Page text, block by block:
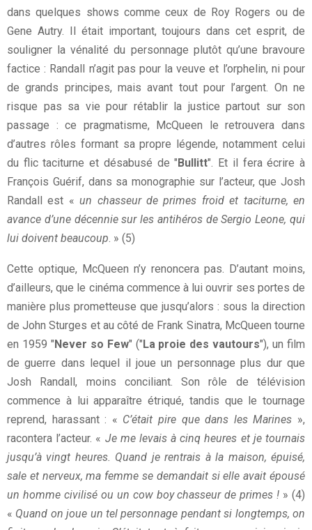
dans quelques shows comme ceux de Roy Rogers ou de
Gene Autry. Il était important, toujours dans cet esprit, de
souligner la vénalité du personnage plutôt qu’une bravoure
factice : Randall n’agit pas pour la veuve et l’orphelin, ni pour
de grands principes, mais avant tout pour l’argent. On ne
risque pas sa vie pour rétablir la justice partout sur son
passage : ce pragmatisme, McQueen le retrouvera dans
d’autres rôles formant sa propre légende, notamment celui
du flic taciturne et désabusé de "Bullitt". Et il fera écrire à
François Guérif, dans sa monographie sur l’acteur, que Josh
Randall est «un chasseur de primes froid et taciturne, en
avance d’une décennie sur les antihéros de Sergio Leone, qui
lui doivent beaucoup. » (5)
Cette optique, McQueen n’y renoncera pas. D’autant moins,
d’ailleurs, que le cinéma commence à lui ouvrir ses portes de
manière plus prometteuse que jusqu’alors : sous la direction
de John Sturges et au côté de Frank Sinatra, McQueen tourne
en 1959 "Never so Few" ("La proie des vautours"), un film
de guerre dans lequel il joue un personnage plus dur que
Josh Randall, moins conciliant. Son rôle de télévision
commence à lui apparaître étriqué, tandis que le tournage
reprend, harassant : « C’était pire que dans les Marines »,
racontera l’acteur. « Je me levais à cinq heures et je tournais
jusqu’à vingt heures. Quand je rentrais à la maison, épuisé,
sale et nerveux, ma femme se demandait si elle avait épousé
un homme civilisé ou un cow boy chasseur de primes ! » (4)
« Quand on joue un tel personnage pendant si longtemps, on